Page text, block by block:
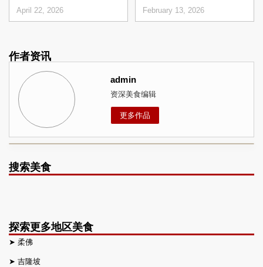
April 22, 2026 February 13, 2026
作者资讯
admin
资深美食编辑
更多作品
搜索美食
探索更多地区美食
➤ 柔佛
➤ 吉隆坡